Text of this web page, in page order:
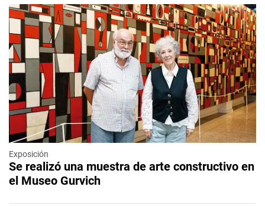
Exposición
Se realizó una muestra de arte constructivo en
el Museo Gurvich